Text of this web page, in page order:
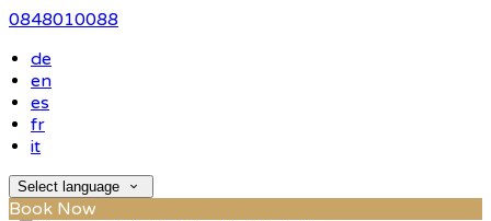
0848010088
de
en
es
fr
it
Select language
Book Now